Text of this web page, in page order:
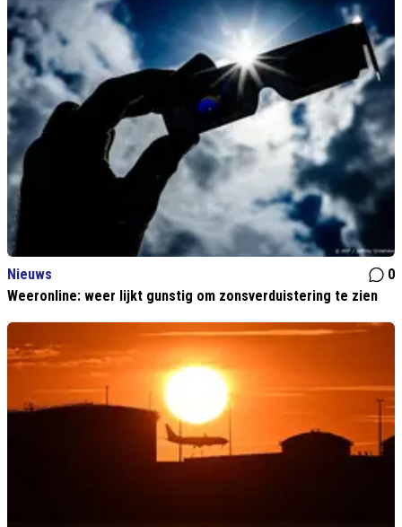
Nieuws
0
Weeronline: weer lijkt gunstig om zonsverduistering te zien